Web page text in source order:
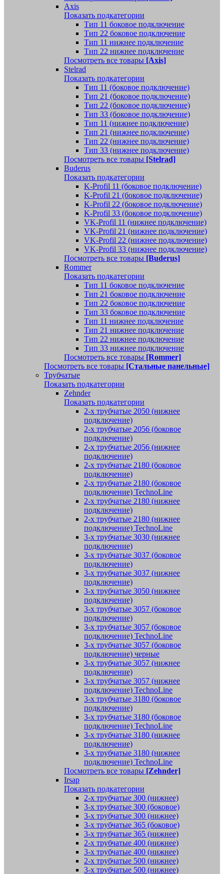
Axis
Показать подкатегории
Тип 11 боковое подключение
Тип 22 боковое подключение
Тип 11 нижнее подключение
Тип 22 нижнее подключение
Посмотреть все товары [Axis]
Stelrad
Показать подкатегории
Tип 11 (боковое подключение)
Тип 21 (боковое подключение)
Тип 22 (боковое подключение)
Тип 33 (боковое подключение)
Тип 11 (нижнее подключение)
Тип 21 (нижнее подключение)
Тип 22 (нижнее подключение)
Тип 33 (нижнее подключение)
Посмотреть все товары [Stelrad]
Buderus
Показать подкатегории
K-Profil 11 (боковое подключение)
K-Profil 21 (боковое подключение)
K-Profil 22 (боковое подключение)
K-Profil 33 (боковое подключение)
VK-Profil 11 (нижнее подключение)
VK-Profil 21 (нижнее подключение)
VK-Profil 22 (нижнее подключение)
VK-Profil 33 (нижнее подключение)
Посмотреть все товары [Buderus]
Rommer
Показать подкатегории
Тип 11 боковое подключение
Тип 21 боковое подключение
Тип 22 боковое подключение
Тип 33 боковое подключение
Тип 11 нижнее подключение
Тип 21 нижнее подключение
Тип 22 нижнее подключение
Тип 33 нижнее подключение
Посмотреть все товары [Rommer]
Посмотреть все товары [Стальные панельные]
Трубчатые
Показать подкатегории
Zehnder
Показать подкатегории
2-х трубчатые 2050 (нижнее
подключение)
2-х трубчатые 2056 (боковое
подключение)
2-х трубчатые 2056 (нижнее
подключение)
2-х трубчатые 2180 (боковое
подключение)
2-х трубчатые 2180 (боковое
подключение) TechnoLine
2-х трубчатые 2180 (нижнее
подключение)
2-х трубчатые 2180 (нижнее
подключение) TechnoLine
3-х трубчатые 3030 (нижнее
подключение)
3-х трубчатые 3037 (боковое
подключение)
3-х трубчатые 3037 (нижнее
подключение)
3-х трубчатые 3050 (нижнее
подключение)
3-х трубчатые 3057 (боковое
подключение)
3-х трубчатые 3057 (боковое
подключение) TechnoLine
3-х трубчатые 3057 (боковое
подключение) черные
3-х трубчатые 3057 (нижнее
подключение)
3-х трубчатые 3057 (нижнее
подключение) TechnoLine
3-х трубчатые 3180 (боковое
подключение)
3-х трубчатые 3180 (боковое
подключение) TechnoLine
3-х трубчатые 3180 (нижнее
подключение)
3-х трубчатые 3180 (нижнее
подключение) TechnoLine
Посмотреть все товары [Zehnder]
Irsap
Показать подкатегории
2-х трубчатые 300 (нижнее)
3-х трубчатые 300 (боковое)
3-х трубчатые 300 (нижнее)
3-х трубчатые 365 (боковое)
3-х трубчатые 365 (нижнее)
2-х трубчатые 400 (нижнее)
3-х трубчатые 400 (нижнее)
2-х трубчатые 500 (нижнее)
3-х трубчатые 500 (нижнее)